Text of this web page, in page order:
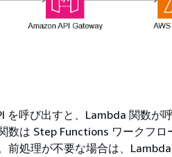
を呼び出すと、Lambda 関数が
数は Step Functions ワークフ
前処理が不要な場合は、